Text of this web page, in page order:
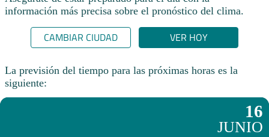
información más precisa sobre el pronóstico del clima.
CAMBIAR CIUDAD VER HOY
La previsión del tiempo para las próximas horas es la
siguiente:
16
JUNIO